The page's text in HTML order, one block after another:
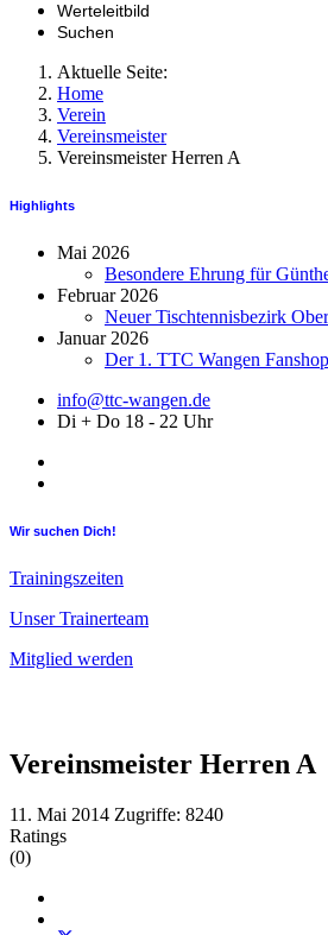
Werteleitbild
Suchen
Aktuelle Seite:
Home
Verein
Vereinsmeister
Vereinsmeister Herren A
Highlights
Mai 2026
Besondere Ehrung für
Februar 2026
Neuer Tischtennisbezirk
Januar 2026
Der 1. TTC Wangen
info@ttc-wangen.de
Di + Do 18 - 22 Uhr
Wir suchen Dich!
Trainingszeiten
Unser Trainerteam
Mitglied werden
Vereinsmeister Herren A
11. Mai 2014 Zugriffe: 8240
Ratings
(0)